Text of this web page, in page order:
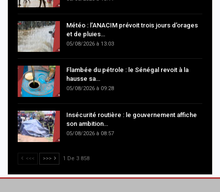
Météo : l’ANACIM prévoit trois jours d’orages
et de pluies…
05/08/2026 à 13:03
Flambée du pétrole : le Sénégal revoit à la
hausse sa…
05/08/2026 à 09:28
Insécurité routière : le gouvernement affiche
son ambition…
05/08/2026 à 08:57
<<< >>> 1 De 3 858